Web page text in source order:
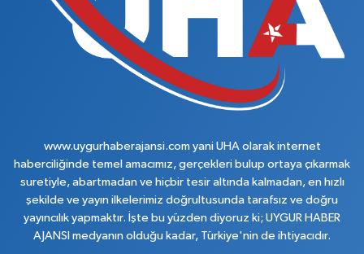
www.uygurhaberajansi.com yani UHA olarak internet
haberciliğinde temel amacımız, gerçekleri bulup ortaya çıkarmak
suretiyle, abartmadan ve hiçbir tesir altında kalmadan, en hızlı
şekilde ve yayın ilkelerimiz doğrultusunda tarafsız ve doğru
yayıncılık yapmaktır. İşte bu yüzden diyoruz ki; UYGUR HABER
AJANSI medyanın olduğu kadar, Türkiye'nin de ihtiyacıdır.